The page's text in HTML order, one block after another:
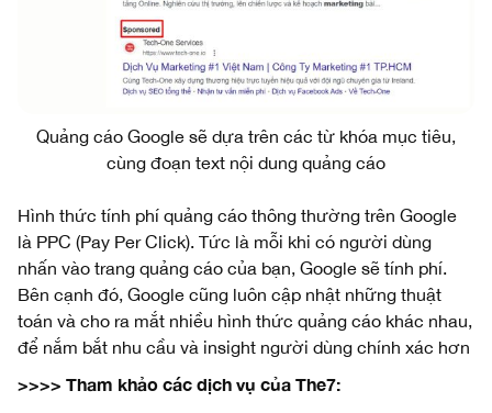
Quảng cáo Google sẽ dựa trên các từ khóa mục tiêu,
cùng đoạn text nội dung quảng cáo
Hình thức tính phí quảng cáo thông thường trên Google
là PPC (Pay Per Click). Tức là mỗi khi có người dùng
nhấn vào trang quảng cáo của bạn, Google sẽ tính phí.
Bên cạnh đó, Google cũng luôn cập nhật những thuật
toán và cho ra mắt nhiều hình thức quảng cáo khác nhau,
để nắm bắt nhu cầu và insight người dùng chính xác hơn
>>>> Tham khảo các dịch vụ của The7: